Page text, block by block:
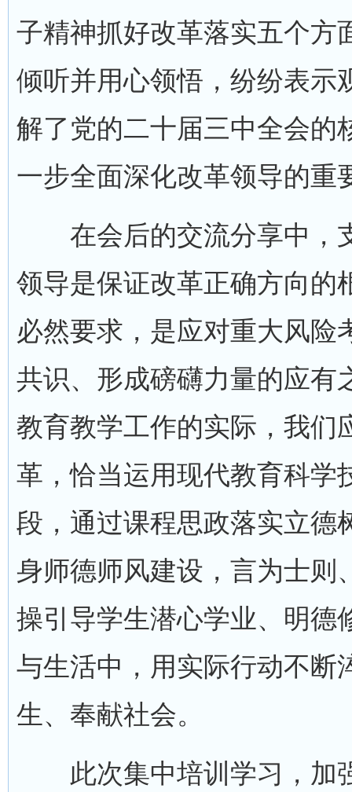
子精神抓好改革落实五个方
倾听并用心领悟，纷纷表示
解了党的二十届三中全会的
一步全面深化改革领导的重
在会后的交流分享中，
领导是保证改革正确方向的
必然要求，是应对重大风险
共识、形成磅礴力量的应有
教育教学工作的实际，我们
革，恰当运用现代教育科学
段，通过课程思政落实立德
身师德师风建设，言为士则
操引导学生潜心学业、明德
与生活中，用实际行动不断
生、奉献社会。
此次集中培训学习，加